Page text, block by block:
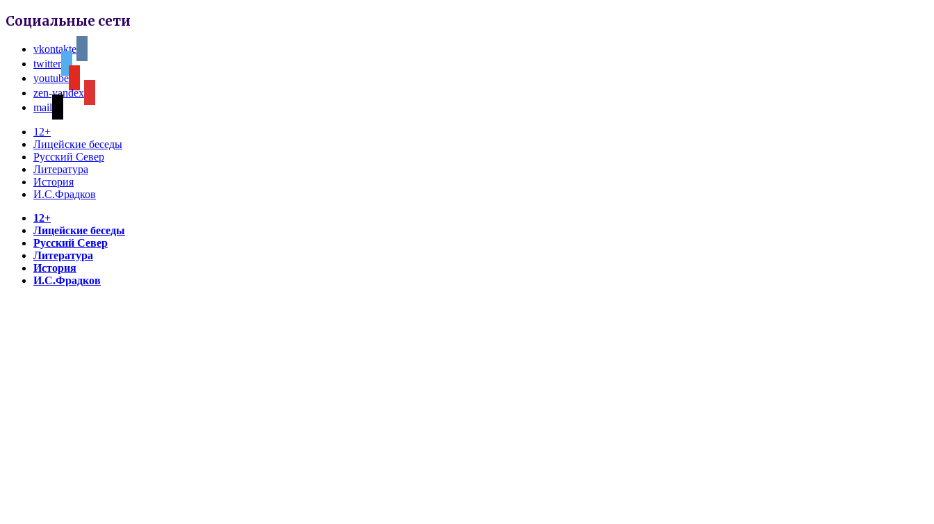
Социальные сети
vkontakte
twitter
youtube
zen-yandex
mail
12+
Лицейские беседы
Русский Север
Литература
История
И.С.Фрадков
12+
Лицейские беседы
Русский Север
Литература
История
И.С.Фрадков